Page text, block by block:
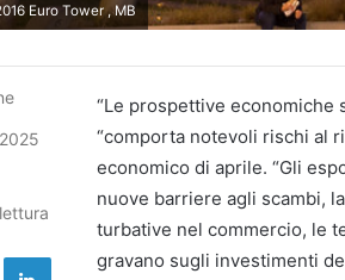
Euro Tower , MB
“Le prospettive economiche
“comporta notevoli rischi al
economico di aprile. “Gli
nuove barriere agli scambi,
turbative nel commercio, le
gravano sugli investimenti
LinkedIn